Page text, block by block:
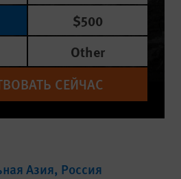
$500
Other
СЕЙЧАС
Азия Россия